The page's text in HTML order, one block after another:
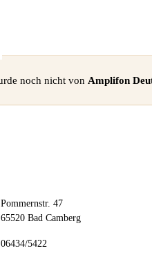
noch nicht von Amplifon
Pommernstr. 47
65520 Bad Camberg
06434/5422